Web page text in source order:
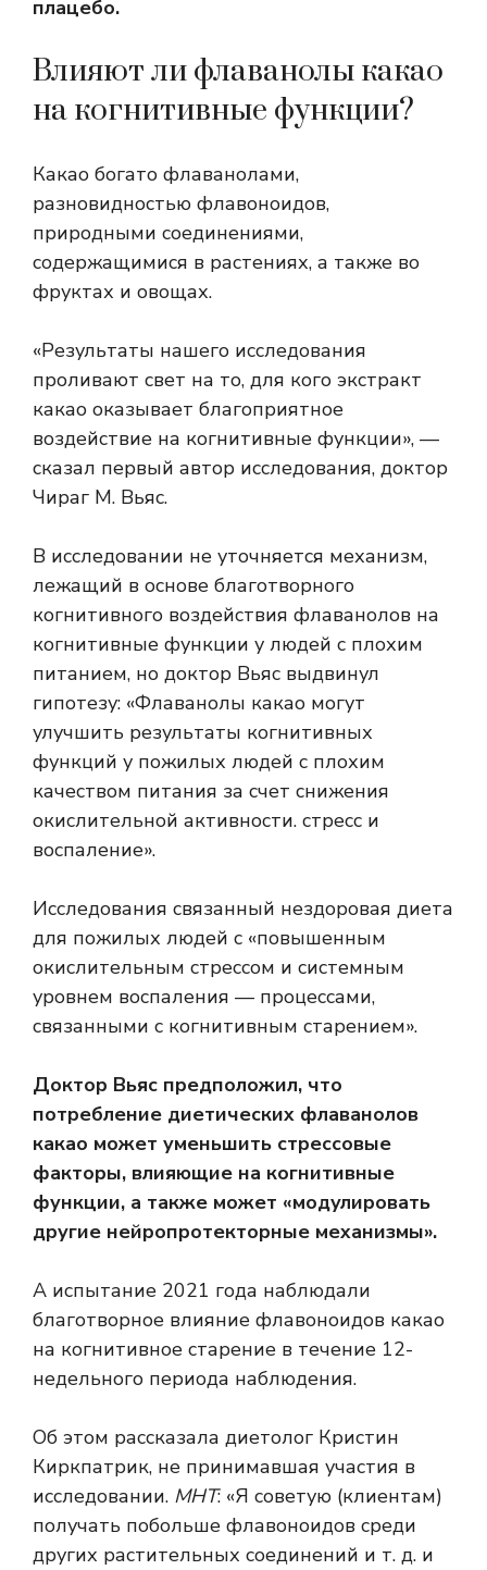
плацебо.
Влияют ли флаванолы какао
на когнитивные функции?
Какао богато флаванолами,
разновидностью флавоноидов,
природными соединениями,
содержащимися в растениях, а также во
фруктах и ​​овощах.
«Результаты нашего исследования
проливают свет на то, для кого экстракт
какао оказывает благоприятное
воздействие на когнитивные функции», —
сказал первый автор исследования, доктор
Чираг М. Вьяс.
В исследовании не уточняется механизм,
лежащий в основе благотворного
когнитивного воздействия флаванолов на
когнитивные функции у людей с плохим
питанием, но доктор Вьяс выдвинул
гипотезу: «Флаванолы какао могут
улучшить результаты когнитивных
функций у пожилых людей с плохим
качеством питания за счет снижения
окислительной активности. стресс и
воспаление».
Исследования связанный нездоровая диета
для пожилых людей с «повышенным
окислительным стрессом и системным
уровнем воспаления — процессами,
связанными с когнитивным старением».
Доктор Вьяс предположил, что
потребление диетических флаванолов
какао может уменьшить стрессовые
факторы, влияющие на когнитивные
функции, а также может «модулировать
другие нейропротекторные механизмы».
А испытание 2021 года наблюдали
благотворное влияние флавоноидов какао
на когнитивное старение в течение 12-
недельного периода наблюдения.
Об этом рассказала диетолог Кристин
Киркпатрик, не принимавшая участия в
исследовании. МНТ: «Я советую (клиентам)
получать побольше флавоноидов среди
других растительных соединений и т. д. и